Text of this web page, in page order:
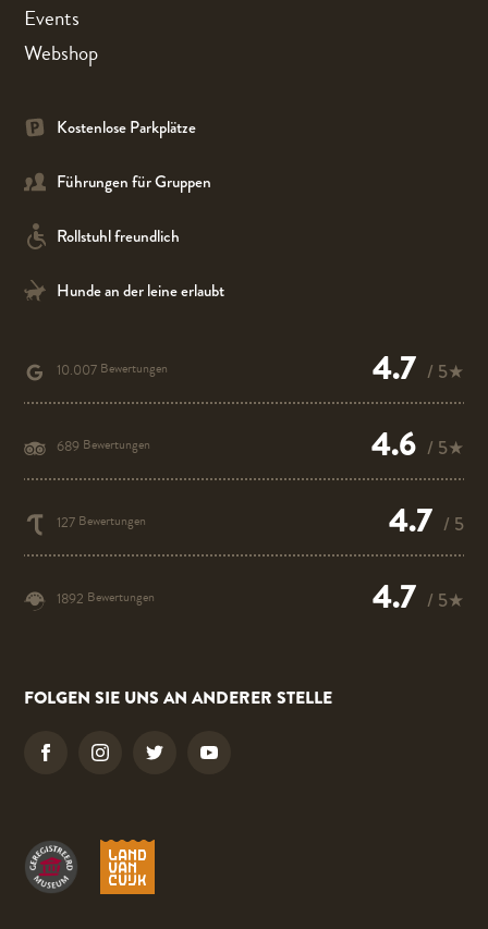
Events
Webshop
Kostenlose Parkplätze
Führungen für Gruppen
Rollstuhl freundlich
Hunde an der leine erlaubt
4.7 / 5★
10.007 Bewertungen
4.6 / 5★
689 Bewertungen
4.7 / 5
127 Bewertungen
4.7 / 5★
1892 Bewertungen
FOLGEN SIE UNS AN ANDERER STELLE